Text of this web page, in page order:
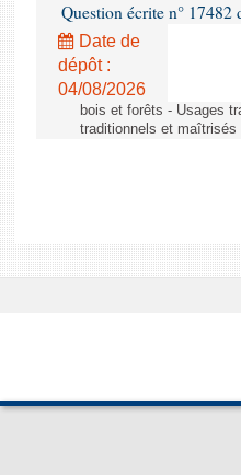
Question écrite n°
Date de
dépôt :
04/08/2026
bois et forêts - Usages
traditionnels et